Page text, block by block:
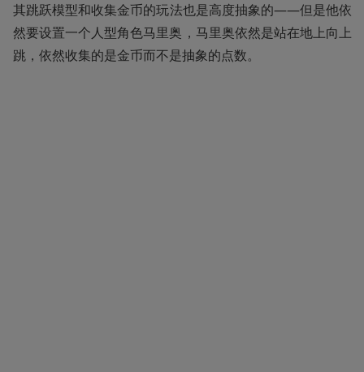
其跳跃模型和收集金币的玩法也是高度抽象的——但是他依
然要设置一个人型角色马里奥，马里奥依然是站在地上向上
跳，依然收集的是金币而不是抽象的点数。